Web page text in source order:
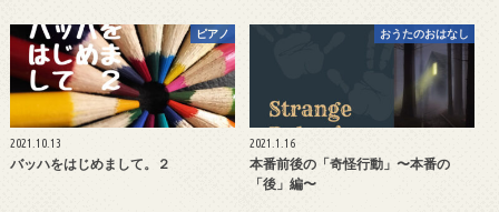
ピアノ
2021.10.13
バッハをはじめまして。２
おうたのおはなし
2021.1.16
本番前後の「奇怪行動」〜本番の
「後」編〜